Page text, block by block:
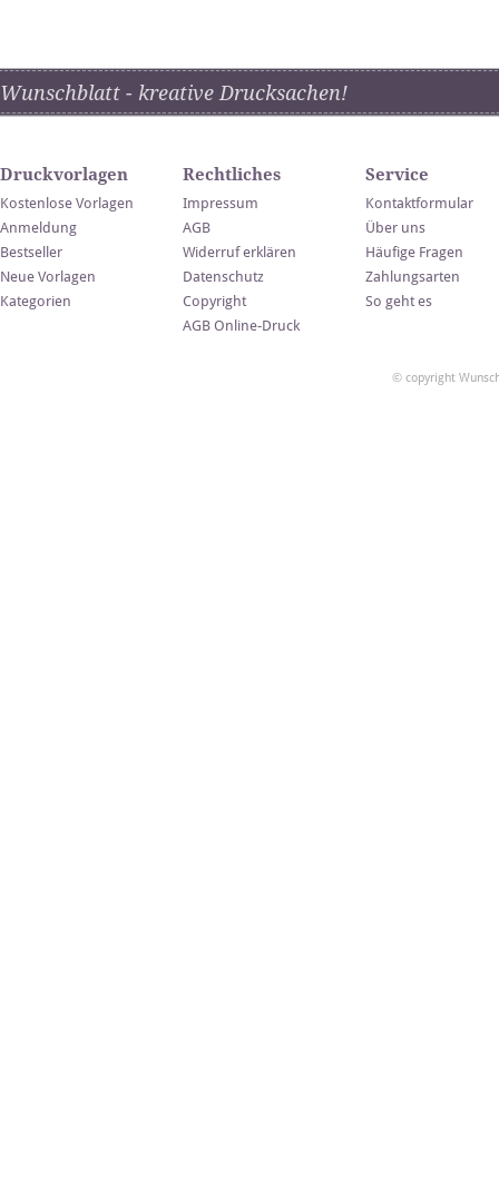
Wunschblatt - kreative Drucksachen!
Druckvorlagen
Kostenlose Vorlagen
Anmeldung
Bestseller
Neue Vorlagen
Kategorien
Rechtliches
Impressum
AGB
Widerruf erklären
Datenschutz
Copyright
AGB Online-Druck
Service
Kontaktformular
Über uns
Häufige Fragen
Zahlungsarten
So geht es
© copyright